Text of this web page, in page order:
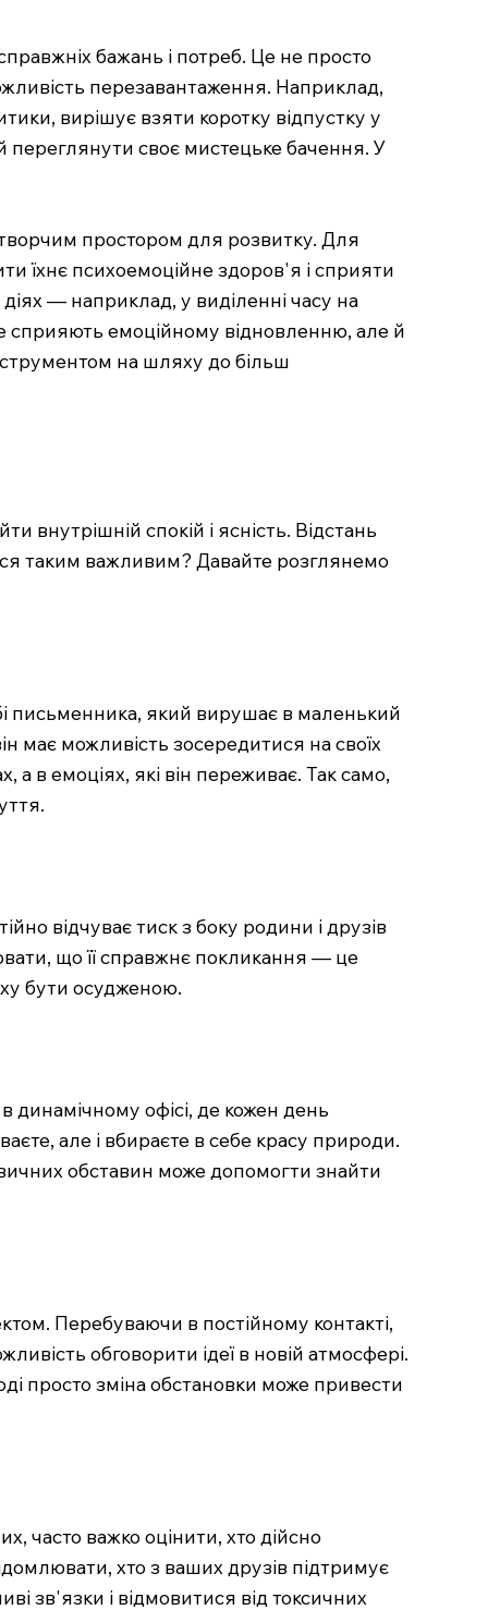
бажань і потреб. Це не просто
перезавантаження. Наприклад,
вирішує взяти коротку відпустку у
переглянути своє мистецьке бачення. У
простором для розвитку. Для
їхнє психоемоційне здоров'я і сприяти
— наприклад, у виділенні часу на
сприяють емоційному відновленню, але й
на шляху до більш
внутрішній спокій і ясність. Відстань
таким важливим? Давайте розглянемо
письменника, який вирушає в маленький
має можливість зосередитися на своїх
в емоціях, які він переживає. Так само,
відчуває тиск з боку родини і друзів
що її справжнє покликання — це
бути осудженою.
динамічному офісі, де кожен день
але і вбираєте в себе красу природи.
обставин може допомогти знайти
Перебуваючи в постійному контакті,
обговорити ідеї в новій атмосфері.
просто зміна обстановки може привести
часто важко оцінити, хто дійсно
хто з ваших друзів підтримує
зв'язки і відмовитися від токсичних